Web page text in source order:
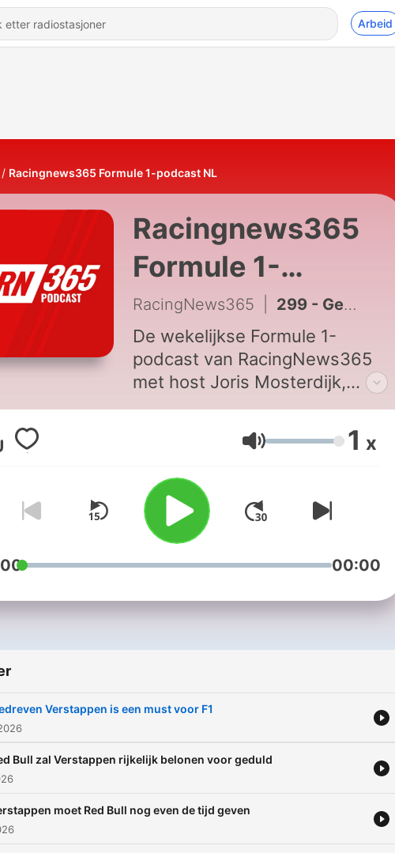
Arbeid
Racingnews365 Formule 1-podcast NL
Racingnews365
Formule 1-
podcast NL
RacingNews365 299 - Gedreven Verstappen is een must voor F1
De wekelijkse Formule 1-
podcast van RacingNews365
met host Joris Mosterdijk,
autocoureur Tom Coronel en
F1-kenner Ruud Dimmers. Met
het laatste nieuws en
achtergrondverhalen uit de
wereld van de Formule 1 en
over Max Verstappen.
Volum 1 x
00:00
Verstappen is een must voor F1
Bull zal Verstappen rijkelijk belonen voor geduld
moet Red Bull nog even de tijd geven